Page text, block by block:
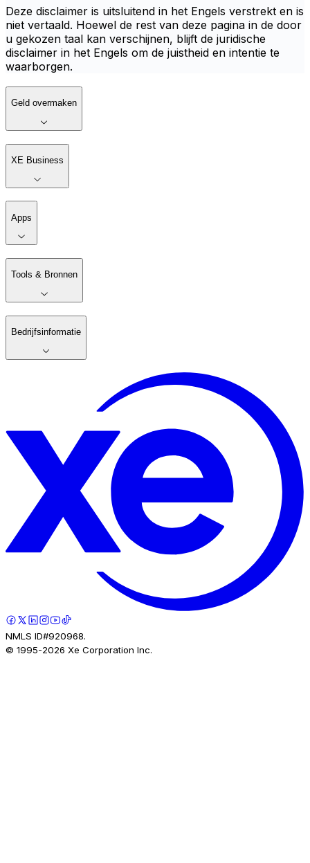
Deze disclaimer is uitsluitend in het Engels verstrekt en is
niet vertaald. Hoewel de rest van deze pagina in de door
u gekozen taal kan verschijnen, blijft de juridische
disclaimer in het Engels om de juistheid en intentie te
waarborgen.
Geld overmaken
XE Business
Apps
Tools & Bronnen
Bedrijfsinformatie
NMLS ID#920968.
© 1995-2026 Xe Corporation Inc.